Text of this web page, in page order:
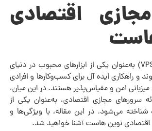
اقتصادی
سرورهای مجازی (VPS) به‌عنوان یکی از ابزارهای محبوب در دنیای
و راهکاری ایده آل برای کسب‌وکارها و افرادی
امن و مقیاس‌پذیر هستند. در این میان،
سرورهای مجازی اقتصادی، به‌عنوان یکی از
شناخته می‌شود. در این مقاله، با ویژگی‌ها و
اقتصادی نوین هاست آشنا خواهید شد.